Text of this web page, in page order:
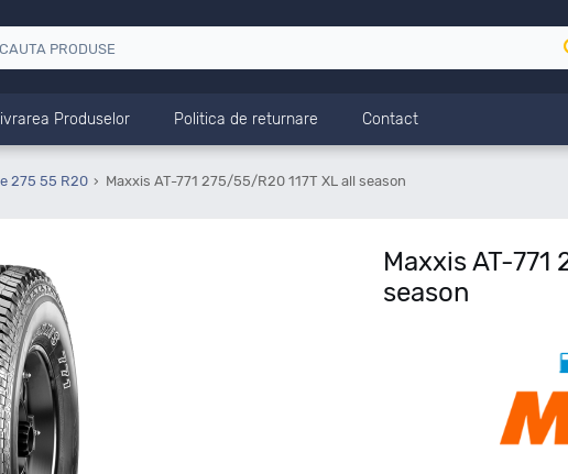
Produselor Politica de returnare Contact
275 55 R20 Maxxis AT-771 275/55/R20 117T XL all season
Maxxis AT-771
season